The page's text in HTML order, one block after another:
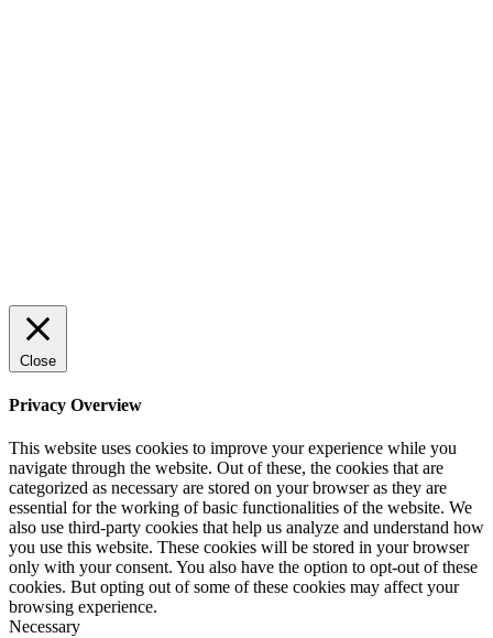
Close
Privacy Overview
This website uses cookies to improve your experience while you
navigate through the website. Out of these, the cookies that are
categorized as necessary are stored on your browser as they are
essential for the working of basic functionalities of the website. We
also use third-party cookies that help us analyze and understand how
you use this website. These cookies will be stored in your browser
only with your consent. You also have the option to opt-out of these
cookies. But opting out of some of these cookies may affect your
browsing experience.
Necessary